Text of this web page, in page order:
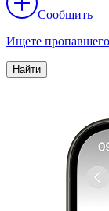
Сообщить
Ищете
Найти